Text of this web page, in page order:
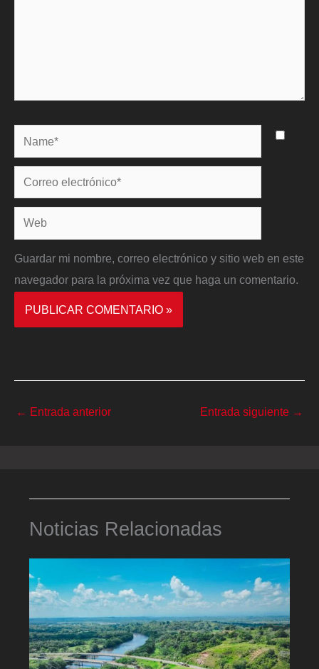
Name*
Correo
electrónico*
Web
Guardar mi nombre, correo electrónico y sitio web en este
navegador para la próxima vez que haga un comentario.
← Entrada anterior Entrada siguiente →
Noticias Relacionadas